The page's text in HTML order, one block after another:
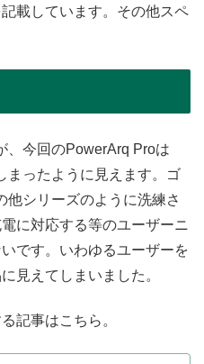
載しています。その他スペ
、今回のPowerArq Proは
まったように見えます。ゴ
他シリーズのように洗練さ
に対応する等のユーザーニ
です。いわゆるユーザーを
見えてしまいました。
記事はこちら。